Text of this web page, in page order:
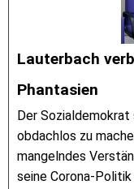
Lauterbach
Phantasien
Der
obdachlos zu
mangelndes
seine Corona-